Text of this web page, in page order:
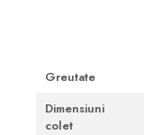
Greutate
Dimensiuni
colet